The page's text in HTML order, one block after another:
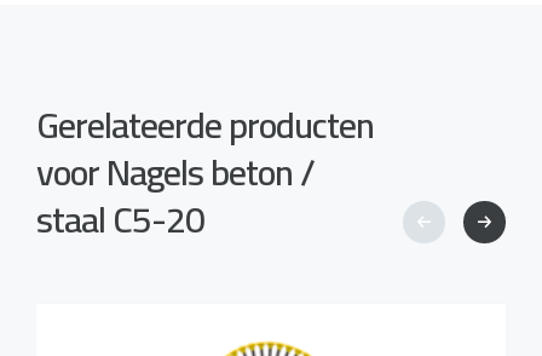
Gerelateerde producten
voor Nagels beton /
staal C5-20